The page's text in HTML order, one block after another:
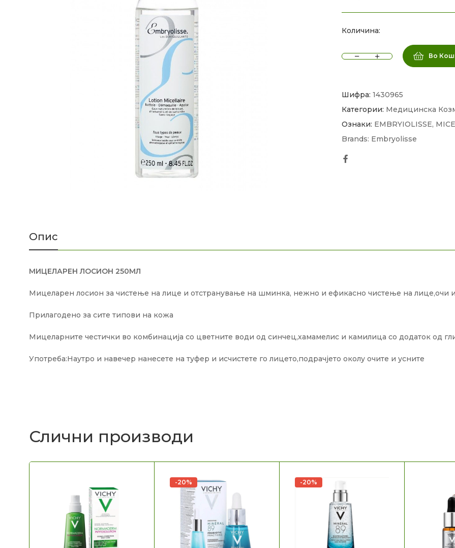
Количина:
Во
Шифра: 1430965
Категории: Медицинска
Ознаки: EMBRYIOLISSE,
Brands: Embryolisse
Опис
МИЦЕЛАРЕН ЛОСИОН 250МЛ
Мицеларен лосион за чистење на лице и отстранување на шминка, нежно и ефикасно чистење на лице,очи
Прилагодено за сите типови на кожа
Мицеларните честички во комбинација со цветните води од синчец,хамамелис и камилица со додаток од
Употреба:Наутро и навечер нанесете на туфер и исчистете го лицето,подрачјето околу очите и усните
Слични производи
-20% -20%